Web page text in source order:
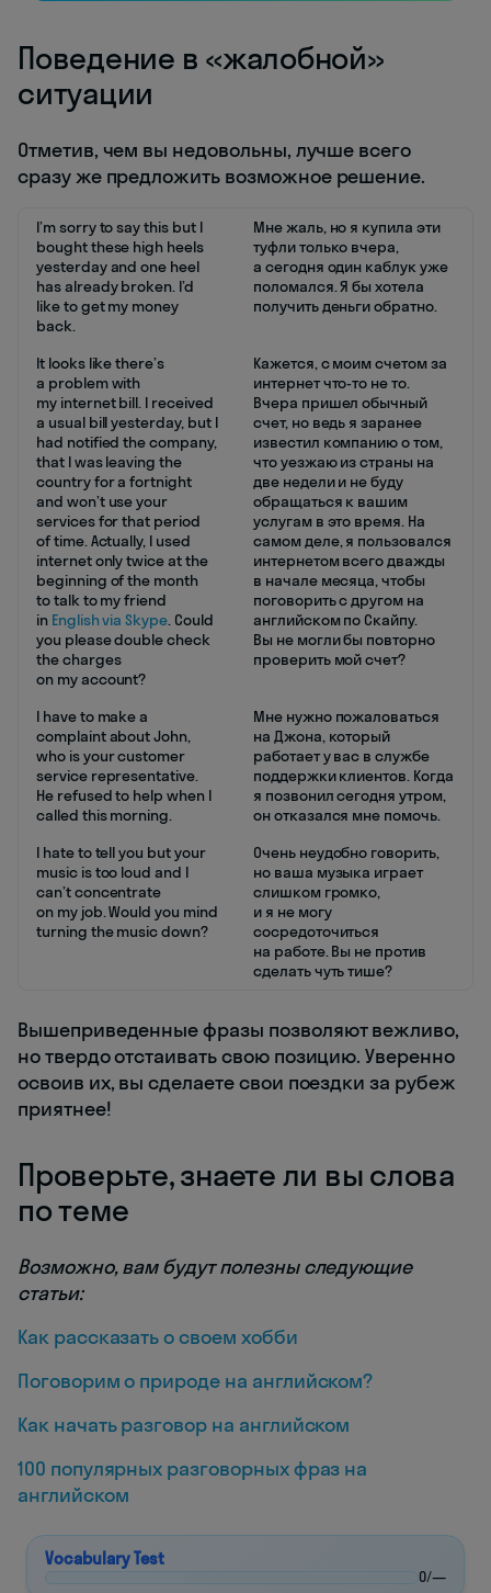
Поведение в «жалобной»
ситуации
Отметив, чем вы недовольны, лучше всего
сразу же предложить возможное решение.
I’m sorry to say this but I
bought these high heels
yesterday and one heel
has already broken. I’d
like to get my money
back.
Мне жаль, но я купила эти
туфли только вчера,
а сегодня один каблук уже
поломался. Я бы хотела
получить деньги обратно.
It looks like there’s
a problem with
my internet bill. I received
a usual bill yesterday, but I
had notified the company,
that I was leaving the
country for a fortnight
and won’t use your
services for that period
of time. Actually, I used
internet only twice at the
beginning of the month
to talk to my friend
in English via Skype. Could
you please double check
the charges
on my account?
Кажется, с моим счетом за
интернет что-то не то.
Вчера пришел обычный
счет, но ведь я заранее
известил компанию о том,
что уезжаю из страны на
две недели и не буду
обращаться к вашим
услугам в это время. На
самом деле, я пользовался
интернетом всего дважды
в начале месяца, чтобы
поговорить с другом на
английском по Скайпу.
Вы не могли бы повторно
проверить мой счет?
I have to make a
complaint about John,
who is your customer
service representative.
He refused to help when I
called this morning.
Мне нужно пожаловаться
на Джона, который
работает у вас в службе
поддержки клиентов. Когда
я позвонил сегодня утром,
он отказался мне помочь.
I hate to tell you but your
music is too loud and I
can’t concentrate
on my job. Would you mind
turning the music down?
Очень неудобно говорить,
но ваша музыка играет
слишком громко,
и я не могу
сосредоточиться
на работе. Вы не против
сделать чуть тише?
Вышеприведенные фразы позволяют вежливо,
но твердо отстаивать свою позицию. Уверенно
освоив их, вы сделаете свои поездки за рубеж
приятнее!
Проверьте, знаете ли вы слова
по теме
Возможно, вам будут полезны следующие
статьи:
Как рассказать о своем хобби
Поговорим о природе на английском?
Как начать разговор на английском
100 популярных разговорных фраз на
английском